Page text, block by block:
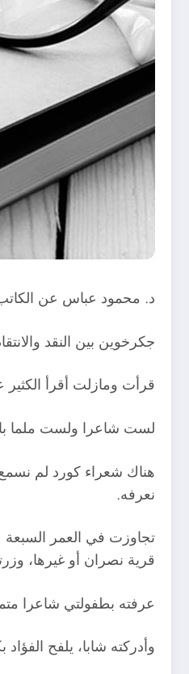
د. محمود عباس عن
جكرخوين بين النقد
قرأت ومازلت أقرأ
لست شاعرا ولست ملما
هناك شعراء كورد لم نسمع
نعرفه.
تجاوزت في العمر
قرية نصران أو غيرها،
عرفته بطفولتي شاعرا
وأدركته شابا، يلفح